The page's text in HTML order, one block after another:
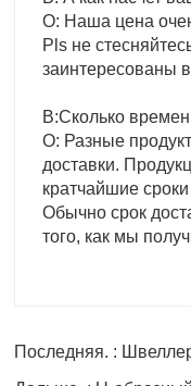
О: Наша цена
Pls не
заинтересованы
В:Сколько
О: Разные
доставки.
кратчайшие
Обычно срок
того, как мы
Последняя. :